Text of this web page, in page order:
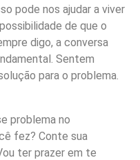
pode nos ajudar a viver
de que o
digo, a conversa
Sentem
para o problema.
problema no
fez? Conte sua
ter prazer em te